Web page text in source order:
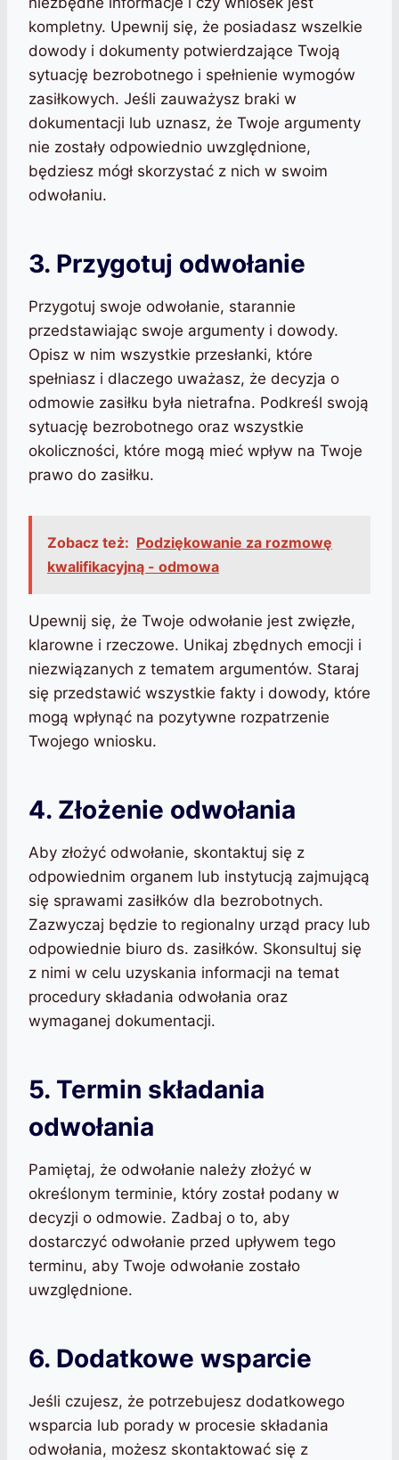
kompletny. Upewnij się, że posiadasz wszelkie
dowody i dokumenty potwierdzające Twoją
sytuację bezrobotnego i spełnienie wymogów
zasiłkowych. Jeśli zauważysz braki w
dokumentacji lub uznasz, że Twoje argumenty
nie zostały odpowiednio uwzględnione,
będziesz mógł skorzystać z nich w swoim
odwołaniu.
3. Przygotuj odwołanie
Przygotuj swoje odwołanie, starannie
przedstawiając swoje argumenty i dowody.
Opisz w nim wszystkie przesłanki, które
spełniasz i dlaczego uważasz, że decyzja o
odmowie zasiłku była nietrafna. Podkreśl swoją
sytuację bezrobotnego oraz wszystkie
okoliczności, które mogą mieć wpływ na Twoje
prawo do zasiłku.
Zobacz też: Podziękowanie za rozmowę
kwalifikacyjną - odmowa
Upewnij się, że Twoje odwołanie jest zwięzłe,
klarowne i rzeczowe. Unikaj zbędnych emocji i
niezwiązanych z tematem argumentów. Staraj
się przedstawić wszystkie fakty i dowody, które
mogą wpłynąć na pozytywne rozpatrzenie
Twojego wniosku.
4. Złożenie odwołania
Aby złożyć odwołanie, skontaktuj się z
odpowiednim organem lub instytucją zajmującą
się sprawami zasiłków dla bezrobotnych.
Zazwyczaj będzie to regionalny urząd pracy lub
odpowiednie biuro ds. zasiłków. Skonsultuj się
z nimi w celu uzyskania informacji na temat
procedury składania odwołania oraz
wymaganej dokumentacji.
5. Termin składania
odwołania
Pamiętaj, że odwołanie należy złożyć w
określonym terminie, który został podany w
decyzji o odmowie. Zadbaj o to, aby
dostarczyć odwołanie przed upływem tego
terminu, aby Twoje odwołanie zostało
uwzględnione.
6. Dodatkowe wsparcie
Jeśli czujesz, że potrzebujesz dodatkowego
wsparcia lub porady w procesie składania
odwołania, możesz skontaktować się z